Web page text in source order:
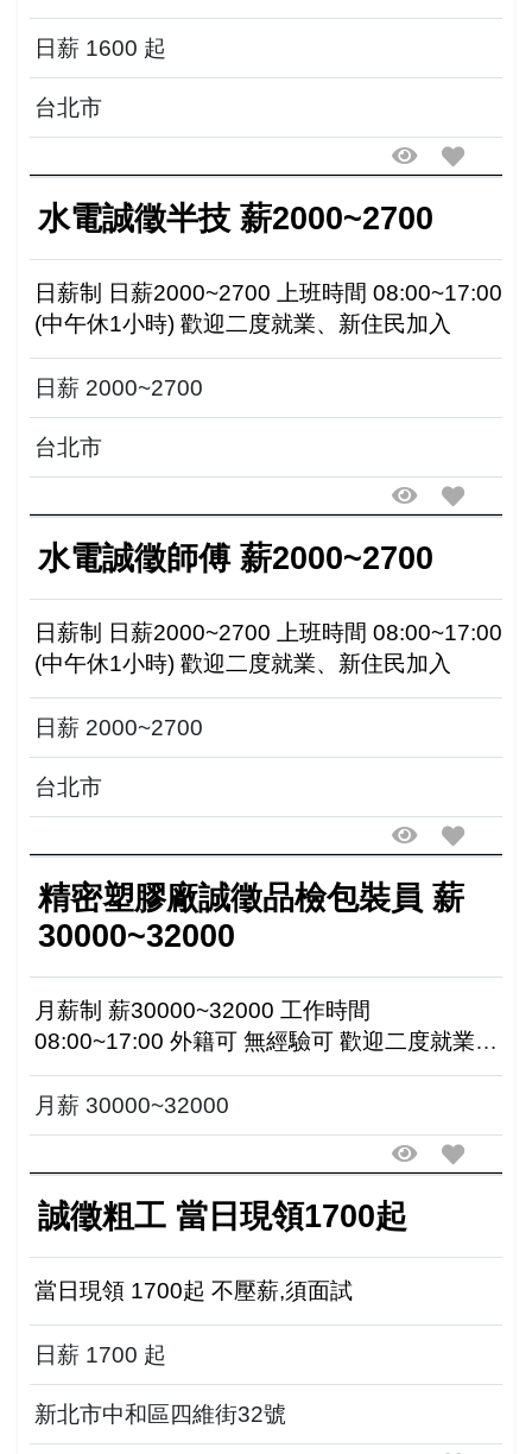
入
日薪 1600 起
台北市
水電誠徵半技 薪2000~2700
日薪制 日薪2000~2700 上班時間 08:00~17:00
(中午休1小時) 歡迎二度就業、新住民加入
日薪 2000~2700
台北市
水電誠徵師傅 薪2000~2700
日薪制 日薪2000~2700 上班時間 08:00~17:00
(中午休1小時) 歡迎二度就業、新住民加入
日薪 2000~2700
台北市
精密塑膠廠誠徵品檢包裝員 薪
30000~32000
月薪制 薪30000~32000 工作時間
08:00~17:00 外籍可 無經驗可 歡迎二度就業
新住民加入 (廣告商勿擾)
月薪 30000~32000
誠徵粗工 當日現領1700起
當日現領 1700起 不壓薪,須面試
日薪 1700 起
新北市中和區四維街32號